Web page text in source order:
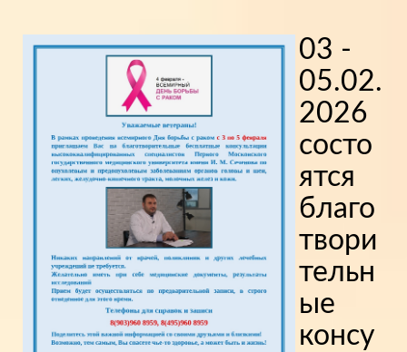
03 -
05.02.
2026
состо
ятся
благо
твори
тельн
ые
консу